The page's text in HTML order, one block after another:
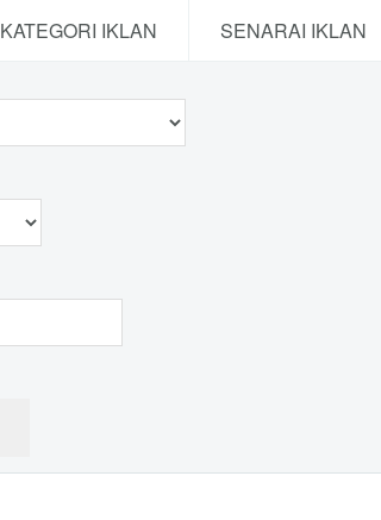
KATEGORI IKLAN SENARAI IKLAN